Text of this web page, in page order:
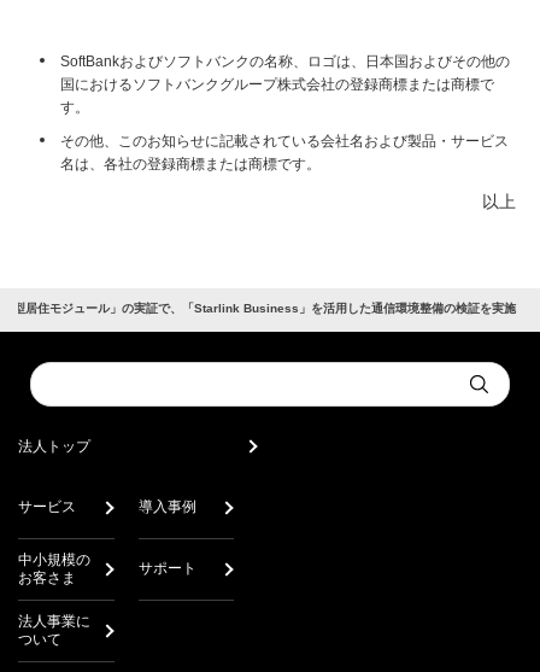
SoftBankおよびソフトバンクの名称、ロゴは、日本国およびその他の
国におけるソフトバンクグループ株式会社の登録商標または商標で
す。
その他、このお知らせに記載されている会社名および製品・サービス
名は、各社の登録商標または商標です。
以上
型居住モジュール」の実証で、「Starlink Business」を活用した通信環境整備の検証を実施
Conduct
a
Submit
法人トップ
サービス 導入事例
中小規模の
お客さま
サポート
法人事業に
ついて